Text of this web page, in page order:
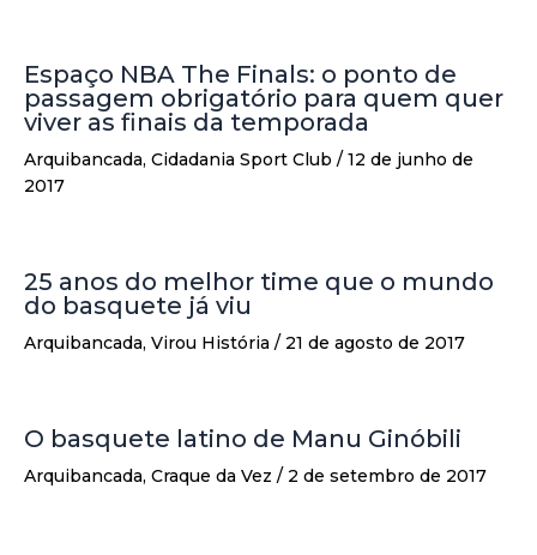
Espaço NBA The Finals: o ponto de
passagem obrigatório para quem quer
viver as finais da temporada
Arquibancada, Cidadania Sport Club / 12 de junho de
2017
25 anos do melhor time que o mundo
do basquete já viu
Arquibancada, Virou História / 21 de agosto de 2017
O basquete latino de Manu Ginóbili
Arquibancada, Craque da Vez / 2 de setembro de 2017